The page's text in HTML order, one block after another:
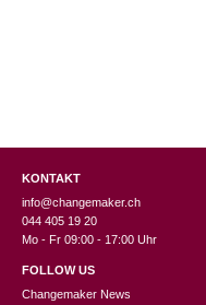
KONTAKT
info@changemaker.ch
044 405 19 20
Mo - Fr 09:00 - 17:00 Uhr
FOLLOW US
Changemaker News